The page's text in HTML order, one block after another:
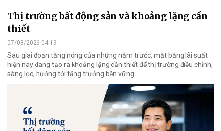
Thị trường bất động sản và khoảng lặng cần
thiết
07/08/2026 04:19
Sau giai đoạn tăng nóng của những năm trước, mặt bằng lãi suất
hiện nay đang tạo ra khoảng lặng cần thiết để thị trường điều chỉnh,
sàng lọc, hướng tới tăng trưởng bền vững.